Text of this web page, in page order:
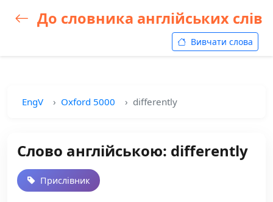
До словника англійських слів
Вивчати слова
EngV Oxford 5000 differently
Слово англійською: differently
Прислівник